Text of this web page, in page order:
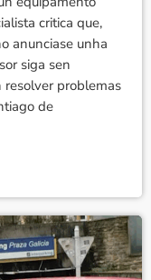
critica que,
anunciase unha
siga sen
resolver problemas
de